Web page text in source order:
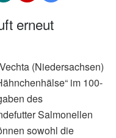
erneut
(Niedersachsen)
im 100-
des
Salmonellen
sowohl die